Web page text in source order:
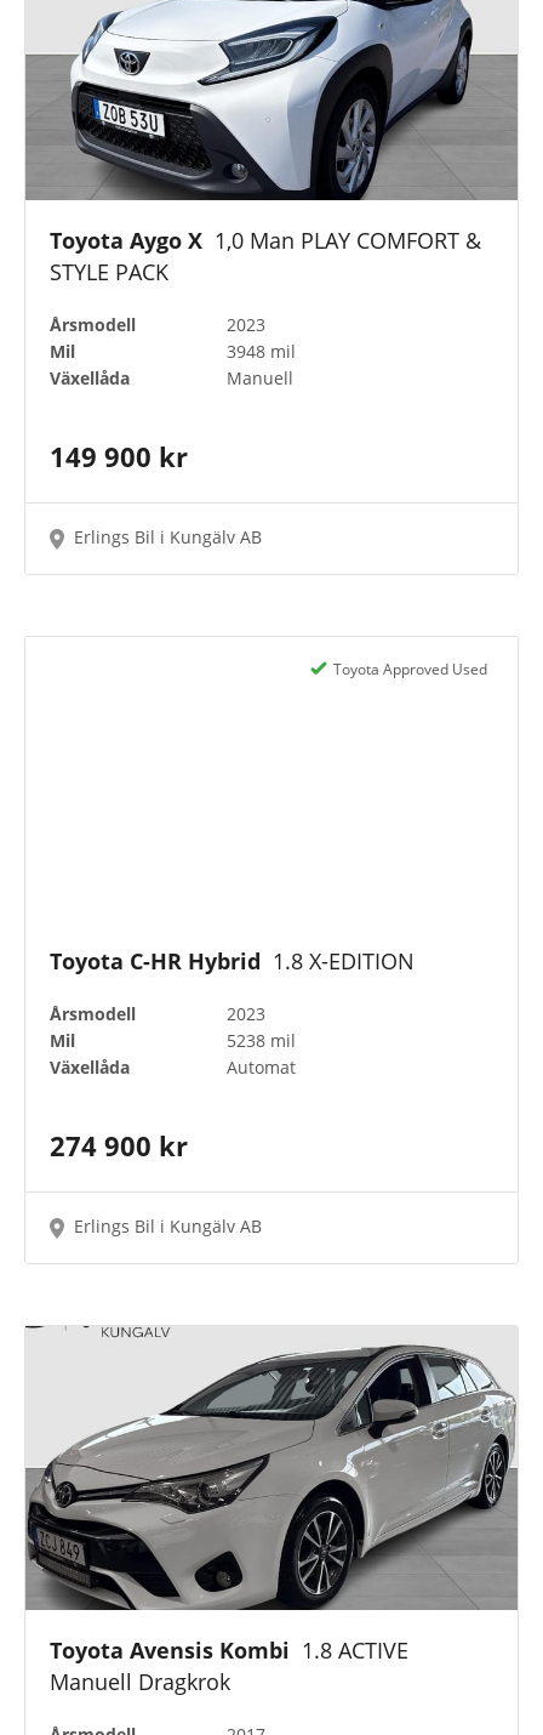
Toyota Aygo X 1,0 Man PLAY COMFORT &
STYLE PACK
Årsmodell
2023
Mil
3948 mil
Växellåda
Manuell
149 900 kr
Erlings Bil i Kungälv AB
Toyota Approved Used
Toyota C-HR Hybrid 1.8 X-EDITION
Årsmodell
2023
Mil
5238 mil
Växellåda
Automat
274 900 kr
Erlings Bil i Kungälv AB
Toyota Avensis Kombi 1.8 ACTIVE
Manuell Dragkrok